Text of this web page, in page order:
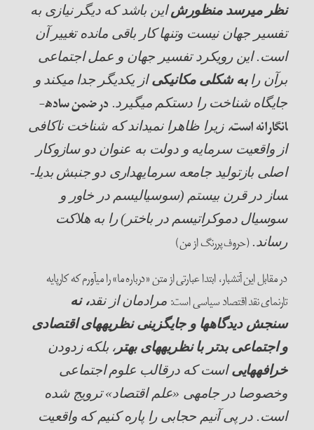
نظر می­رسد منظورشاین باشد که دیگر نیازی به
تفسیر جهان نیست وتنها کار باقی مانده تغییر آن
است. این رویکرد تفسیر جهان و عمل اجتماعی
برآن رابه شکلی مکانیکیاز یکدیگر جدا می­کند و
جایگاه شناخت را دست­کم می­گیرد.در ضمن ساده­
انگارانه است، زیرا ظاهرا نمی­داند که شناخت ناکافی
از واقعیت سرمایه و دولت به عنوان دو سازوکار
اصلی بازتولید جامعه سرمایه­داری دو جنبش بدیل­
ساز در قرن بیستم (سوسیالیسم در خاور و
سوسیال دموکراتیسم در باختر) را به هلاکت
رساند.(حروف پررنگ از من)
در مقابل این آتشبار، ابتدا عبارتی از متن «درباره ما» را می­آورم که کارپایه
تارنمای نقد اقتصاد سیاسی است:مرادمان از نقد، نه
سنجش دیدگاه­ها و جایگزینی نظریه­های اقتصادی
و اجتماعی بدتر با نظریه­های بهتر ، بلکه زدودن
خرافه­هاییاست که درقالب علوم اجتماعی
وخصوصا در جامه­ی «علم اقتصاد» ترویج شده
است. در پی آنیم حجابی را پاره کنیم که واقعیت